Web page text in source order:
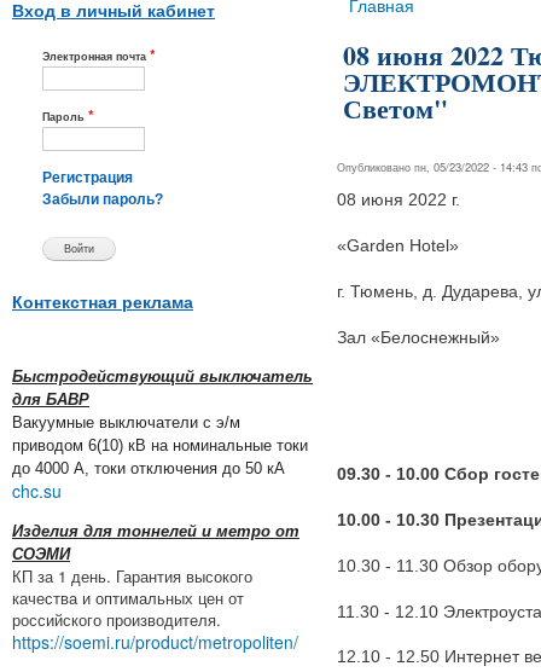
Вход в личный кабинет
Электронная почта *
Пароль *
Регистрация
Забыли пароль?
Контекстная реклама
Быстродействующий выключатель
для БАВР
Вакуумные выключатели с э/м
приводом 6(10) кВ на номинальные токи
до 4000 А, токи отключения до 50 кА
chc.su
Изделия для тоннелей и метро от
СОЭМИ
КП за 1 день. Гарантия высокого
качества и оптимальных цен от
российского производителя.
https://soemi.ru/product/metropoliten/
Вы здесь
Главная
08 июня 2022
Светом"
Опубликовано пн, 05/23/2022 - 14:43
08 июня 2022 г.
«Garden Hotel»
г. Тюмень, д. Дударева,
Зал «Белоснежный»
09.30 - 10.00 Сбор
10.00 - 10.30
10.30 - 11.30 Обзор
11.30 - 12.10
12.10 - 12.50 Интернет